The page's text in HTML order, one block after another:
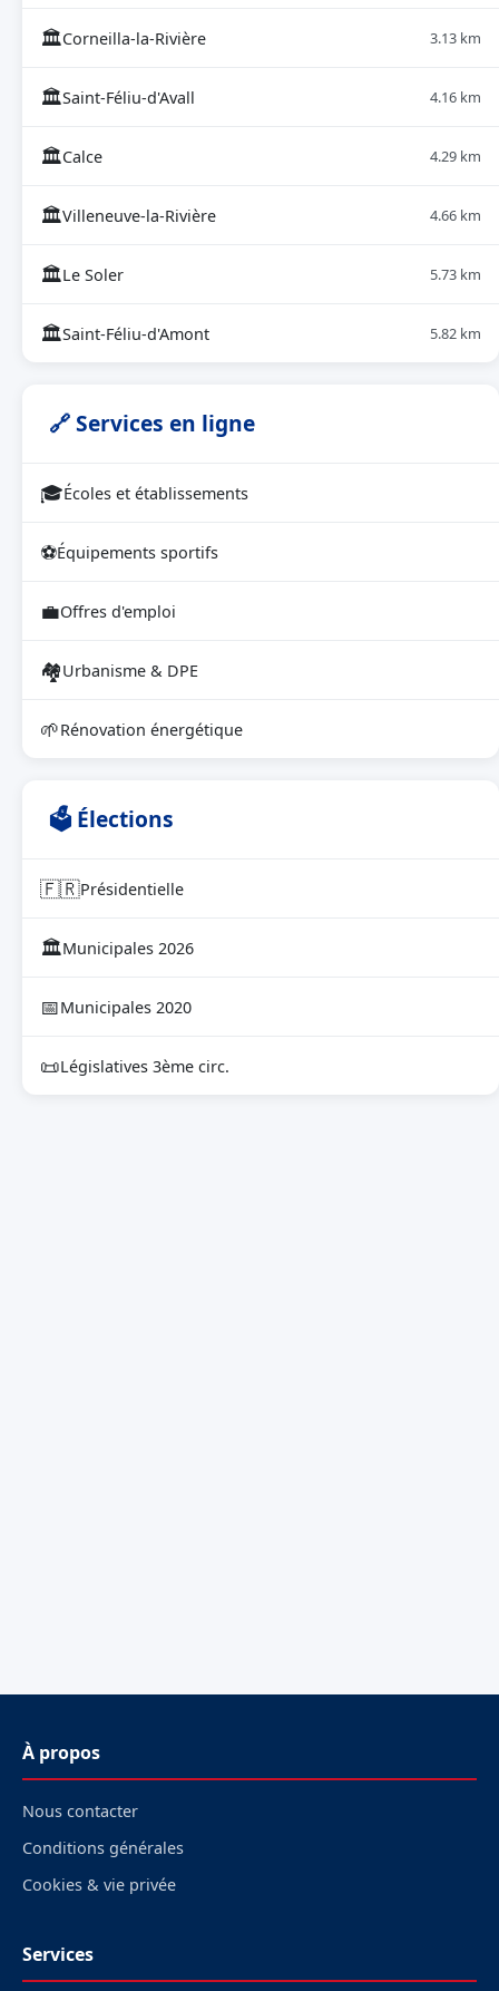
🏛Corneilla-la-Rivière 3.13 km
🏛Saint-Féliu-d'Avall 4.16 km
🏛Calce 4.29 km
🏛Villeneuve-la-Rivière 4.66 km
🏛Le Soler 5.73 km
🏛Saint-Féliu-d'Amont 5.82 km
🔗 Services en ligne
🎓Écoles et établissements
⚽Équipements sportifs
💼Offres d'emploi
🏘Urbanisme & DPE
🌱Rénovation énergétique
🗳 Élections
🇫🇷Présidentielle
🏛Municipales 2026
📅Municipales 2020
📜Législatives 3ème circ.
À propos
Nous contacter
Conditions générales
Cookies & vie privée
Services